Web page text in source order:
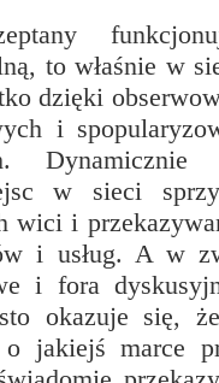
to właśnie w
dzięki
i
Dynamicznie
w sieci
wici i
i usług. A w
i fora
okazuje się,
jakiejś marce